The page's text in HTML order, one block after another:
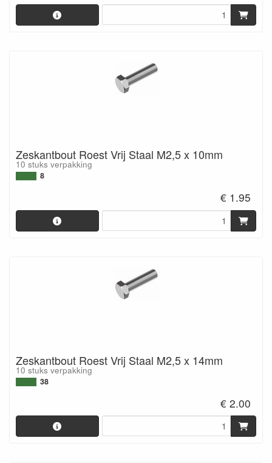
Zeskantbout Roest Vrij Staal M2,5 x 10mm
10 stuks verpakking
8
€ 1.95
Zeskantbout Roest Vrij Staal M2,5 x 14mm
10 stuks verpakking
38
€ 2.00